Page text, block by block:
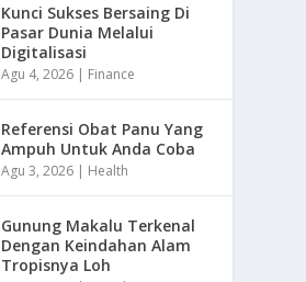
Kunci Sukses Bersaing Di
Pasar Dunia Melalui
Digitalisasi
Agu 4, 2026 | Finance
Referensi Obat Panu Yang
Ampuh Untuk Anda Coba
Agu 3, 2026 | Health
Gunung Makalu Terkenal
Dengan Keindahan Alam
Tropisnya Loh